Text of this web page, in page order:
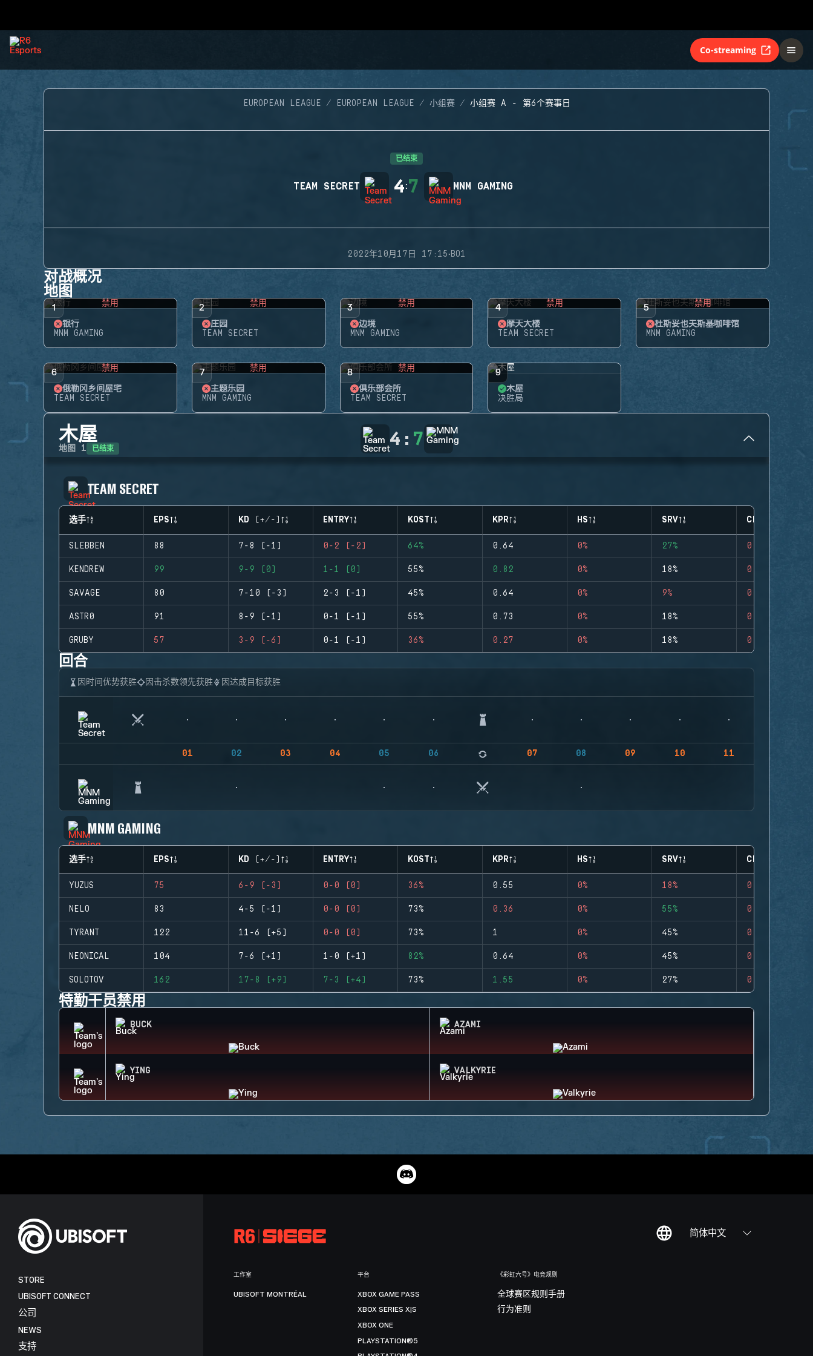
Co-streaming
EUROPEAN LEAGUE EUROPEAN LEAGUE 小组赛 小组赛 A - 第6个赛事日
已结束
TEAM SECRET 4:7 MNM GAMING
2022年10月17日 17:15·BO1
对战概况
地图
1 禁用
银行
MNM GAMING
2 禁用
庄园
TEAM SECRET
3 禁用
边境
MNM GAMING
4 禁用
摩天大楼
TEAM SECRET
5 禁用
杜斯妥也夫斯基咖啡馆
MNM GAMING
6 禁用
俄勒冈乡间屋宅
TEAM SECRET
7 禁用
主题乐园
MNM GAMING
8 禁用
俱乐部会所
TEAM SECRET
9
木屋
决胜局
木屋
地图 1 已结束 4 : 7
TEAM SECRET
选手 EPS KD (+/-) ENTRY KOST KPR HS SRV CLUTCHES
SLEBBEN 88 7-8 (-1) 0-2 (-2) 64% 0.64 0% 27% 0
KENDREW 99 9-9 (0) 1-1 (0) 55% 0.82 0% 18% 0
SAVAGE 80 7-10 (-3) 2-3 (-1) 45% 0.64 0% 9% 0
ASTR0 91 8-9 (-1) 0-1 (-1) 55% 0.73 0% 18% 0
GRUBY 57 3-9 (-6) 0-1 (-1) 36% 0.27 0% 18% 0
回合
因时间优势获胜 因击杀数领先获胜 因达成目标获胜
01 02 03 04 05 06 07 08 09 10 11
MNM GAMING
选手 EPS KD (+/-) ENTRY KOST KPR HS SRV CLUTCHES
YUZUS 75 6-9 (-3) 0-0 (0) 36% 0.55 0% 18% 0
NELO 83 4-5 (-1) 0-0 (0) 73% 0.36 0% 55% 0
TYRANT 122 11-6 (+5) 0-0 (0) 73% 1 0% 45% 0
NEONICAL 104 7-6 (+1) 1-0 (+1) 82% 0.64 0% 45% 0
SOLOTOV 162 17-8 (+9) 7-3 (+4) 73% 1.55 0% 27% 0
特勤干员禁用
BUCK AZAMI
YING VALKYRIE
简体中文
STORE
UBISOFT CONNECT
公司
NEWS
支持
工作室
UBISOFT MONTRÉAL
平台
XBOX GAME PASS
XBOX SERIES X|S
XBOX ONE
PLAYSTATION®5
《彩虹六号》电竞规则
全球赛区规则手册
行为准则